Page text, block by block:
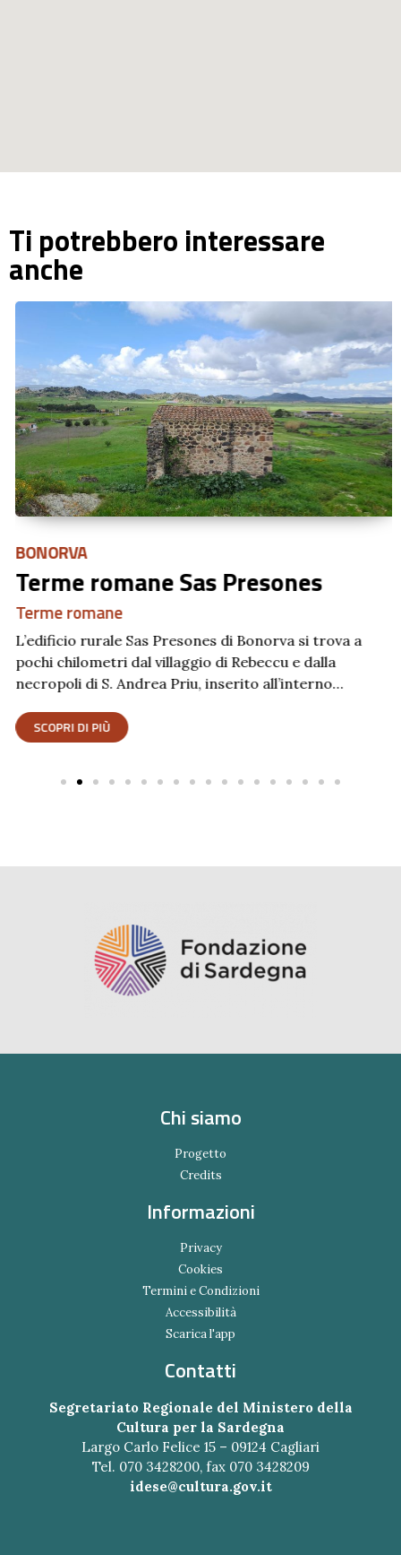
Ti potrebbero interessare
anche
BONORVA
Terme romane Sas Presones
Terme romane
L’edificio rurale Sas Presones di Bonorva si trova a
pochi chilometri dal villaggio di Rebeccu e dalla
necropoli di S. Andrea Priu, inserito all’interno…
SCOPRI DI PIÙ
Chi siamo
Progetto
Credits
Informazioni
Privacy
Cookies
Termini e Condizioni
Accessibilità
Scarica l'app
Contatti
Segretariato Regionale del Ministero della
Cultura per la Sardegna
Largo Carlo Felice 15 – 09124 Cagliari
Tel. 070 3428200, fax 070 3428209
idese@cultura.gov.it